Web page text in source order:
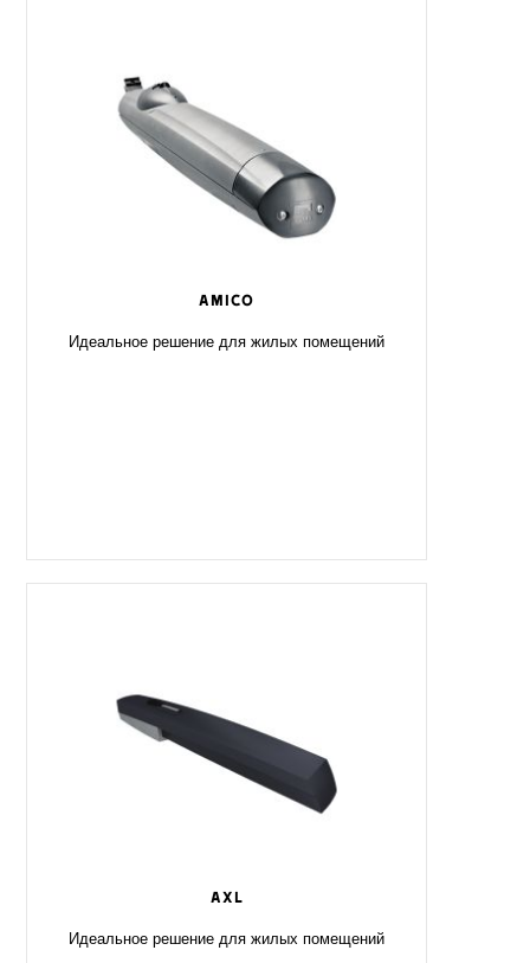
AMICO
Идеальное решение для жилых помещений
AXL
Идеальное решение для жилых помещений